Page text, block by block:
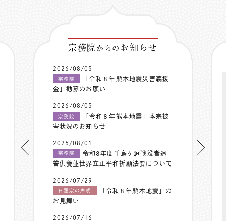
宗務院 からの お知らせ
2026/08/05
宗務院
「令和８年熊本地震災害義援
金」勧募のお願い
2026/08/05
宗務院
「令和８年熊本地震」本宗被
害状況のお知らせ
2026/08/01
宗務院
令和8年度千鳥ヶ淵戦没者追
善供養並世界立正平和祈願法要について
2026/07/29
日蓮宗の声明
「令和８年熊本地震」の
お見舞い
2026/07/16